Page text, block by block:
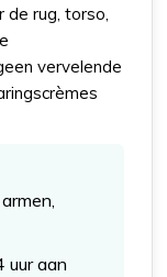
de rug, torso,
vervelende
uur aan